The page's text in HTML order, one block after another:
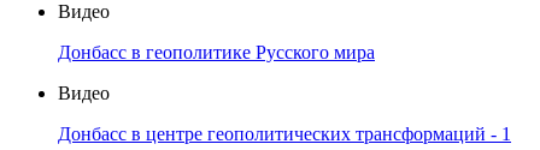
Видео
Донбасс в геополитике Русского мира
Видео
Донбасс в центре геополитических трансформаций - 1